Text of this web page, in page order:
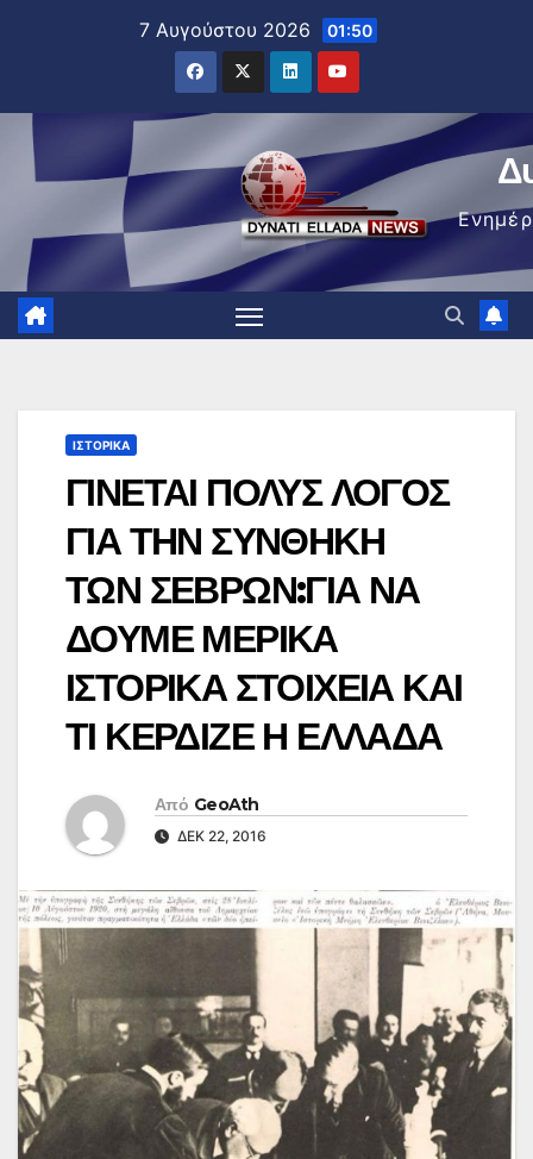
7 Αυγούστου 2026 01:50
ΙΣΤΟΡΙΚΆ
ΓΙΝΕΤΑΙ ΠΟΛΥΣ ΛΟΓΟΣ
ΓΙΑ ΤΗΝ ΣΥΝΘΗΚΗ
ΤΩΝ ΣΕΒΡΩΝ:ΓΙΑ ΝΑ
ΔΟΥΜΕ ΜΕΡΙΚΑ
ΙΣΤΟΡΙΚΑ ΣΤΟΙΧΕΙΑ ΚΑΙ
ΤΙ ΚΕΡΔΙΖΕ Η ΕΛΛΑΔΑ
Από GeoAth
ΔΕΚ 22, 2016